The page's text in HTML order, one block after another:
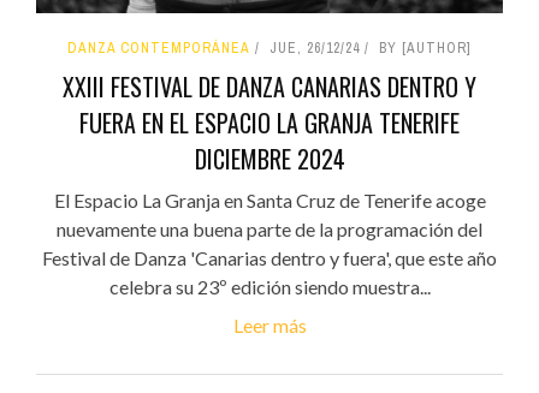
DANZA CONTEMPORÁNEA JUE, 26/12/24 BY [AUTHOR]
XXIII FESTIVAL DE DANZA CANARIAS DENTRO Y
FUERA EN EL ESPACIO LA GRANJA TENERIFE
DICIEMBRE 2024
El Espacio La Granja en Santa Cruz de Tenerife acoge
nuevamente una buena parte de la programación del
Festival de Danza 'Canarias dentro y fuera', que este año
celebra su 23º edición siendo muestra...
Leer más